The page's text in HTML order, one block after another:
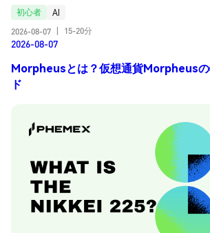
初心者
AI
2026-08-07
15-20分
2026-08-07
Morpheusとは？仮想通貨Morpheusの
ド